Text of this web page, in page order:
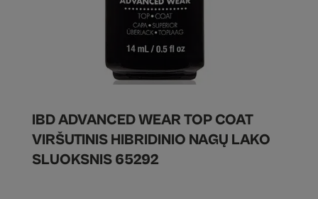
IBD ADVANCED WEAR TOP COAT
VIRŠUTINIS HIBRIDINIO NAGŲ LAKO
SLUOKSNIS 65292